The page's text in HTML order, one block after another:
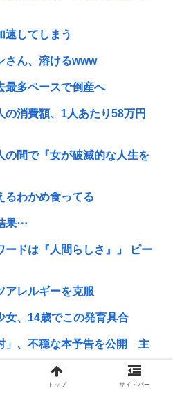
速してしまう
さん、溶けるwww
多ペースで倒産へ
の消費額、1人あたり58万円
の間で『女が破滅的な人生を
るわかめ食ってる
果⋯
ードは『人間らしさ』」 ピー
アレルギーを克服
女、14歳でこの発育具合
」、不穏な本予告を公開 主
いな関係って他にあるんか？
トップ サイドバー